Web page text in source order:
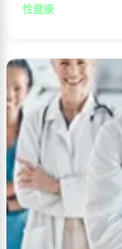
重獲健康與自信。
性健康